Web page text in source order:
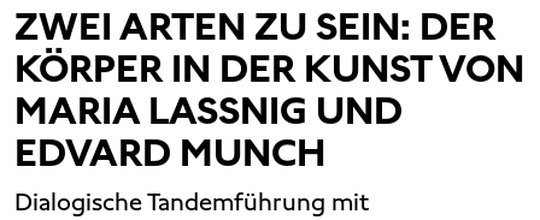
ZWEI ARTEN ZU SEIN: DER
KÖRPER IN DER KUNST VON
MARIA LASSNIG UND
EDVARD MUNCH
Dialogische Tandemführung mit